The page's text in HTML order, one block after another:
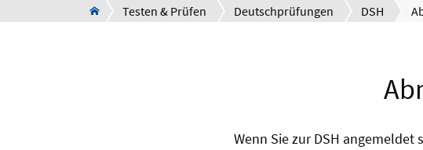
Testen & Prüfen Deutschprüfungen DSH
Wenn Sie zur DSH